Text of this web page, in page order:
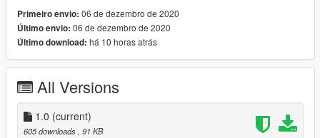
authorization.
For info write me in private
---------------------------------------------------------
[ITA]
Se apprezzi i miei lavori passa dal mio canale Instagram e
lasciami un follow, grazie!!
[ENG]
Primeiro envio: 06 de dezembro de 2020
Último envio: 06 de dezembro de 2020
Último download: há 10 horas atrás
All Versions
1.0 (current)
605 downloads , 91 KB